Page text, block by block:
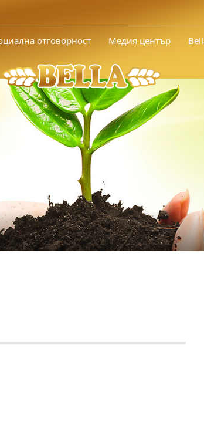
отговорност Медия център